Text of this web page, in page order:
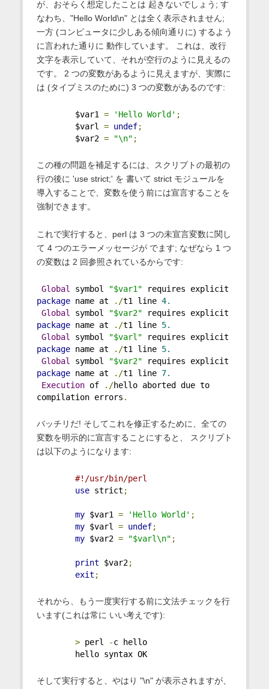
が、おそらく想定したことは 起きないでしょう; す
なわち、"Hello World\n" とは全く表示されません;
一方 (コンピュータに少しある傾向通りに) するよう
に言われた通りに 動作しています。 これは、改行
文字を表示していて、それが空行のように見えるの
です。 2 つの変数があるように見えますが、実際に
は (タイプミスのために) 3 つの変数があるのです:
$var1 = 'Hello World' ;
$varl = undef;
$var2 = "\n" ;
この種の問題を補足するには、スクリプトの最初の
行の後に 'use strict;' を 書いて strict モジュールを
導入することで、変数を使う前には宣言することを
強制できます。
これで実行すると、perl は 3 つの未宣言変数に関し
て 4 つのエラーメッセージが でます; なぜなら 1 つ
の変数は 2 回参照されているからです:
Global symbol "$var1"
package name at ./t1 line 4.
Global symbol "$var2"
package name at ./t1 line 5.
Global symbol "$varl"
package name at ./t1 line 5.
Global symbol "$var2"
package name at ./t1 line 7.
Execution of ./hello aborted due to
compilation errors .
バッチリだ! そしてこれを修正するために、全ての
変数を明示的に宣言することにすると、 スクリプト
は以下のようになります:
#!/usr/bin/perl
use strict ;
my $var1 = 'Hello World' ;
my $varl = undef;
my $var2 = "$varl\n" ;
print $var2;
exit ;
それから、もう一度実行する前に文法チェックを行
います(これは常に いい考えです):
> perl -c hello
hello syntax OK
そして実行すると、やはり "\n" が表示されますが、